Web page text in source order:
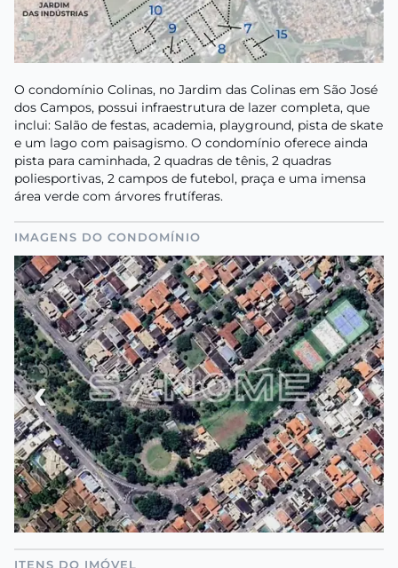
O condomínio Colinas, no Jardim das Colinas em São José
dos Campos, possui infraestrutura de lazer completa, que
inclui: Salão de festas, academia, playground, pista de skate
e um lago com paisagismo. O condomínio oferece ainda
pista para caminhada, 2 quadras de tênis, 2 quadras
poliesportivas, 2 campos de futebol, praça e uma imensa
área verde com árvores frutíferas.
IMAGENS DO CONDOMÍNIO
‹ ›
ITENS DO IMÓVEL